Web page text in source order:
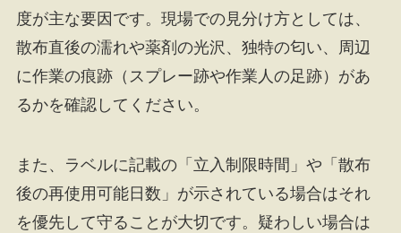
度が主な要因です。現場での見分け方としては、
散布直後の濡れや薬剤の光沢、独特の匂い、周辺
に作業の痕跡（スプレー跡や作業人の足跡）があ
るかを確認してください。
また、ラベルに記載の「立入制限時間」や「散布
後の再使用可能日数」が示されている場合はそれ
を優先して守ることが大切です。疑わしい場合は